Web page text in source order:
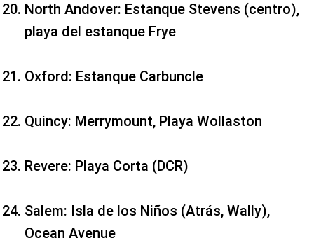
North Andover: Estanque Stevens (centro),
playa del estanque Frye
Oxford: Estanque Carbuncle
Quincy: Merrymount, Playa Wollaston
Revere: Playa Corta (DCR)
Salem: Isla de los Niños (Atrás, Wally),
Ocean Avenue